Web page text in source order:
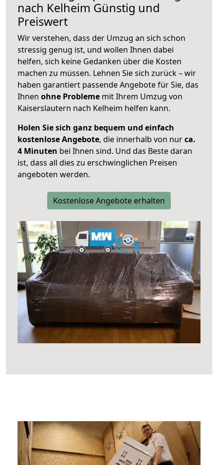
nach Kelheim Günstig und
Preiswert
Wir verstehen, dass der Umzug an sich schon
stressig genug ist, und wollen Ihnen dabei
helfen, sich keine Gedanken über die Kosten
machen zu müssen. Lehnen Sie sich zurück – wir
haben garantiert passende Angebote für Sie, das
Ihnen ohne Probleme mit Ihrem Umzug von
Kaiserslautern nach Kelheim helfen kann.
Holen Sie sich ganz bequem und einfach
kostenlose Angebote, die innerhalb von nurca.
4 Minuten bei Ihnen sind. Und das Beste daran
ist, dass all dies zu erschwinglichen Preisen
angeboten werden.
Kostenlose Angebote erhalten